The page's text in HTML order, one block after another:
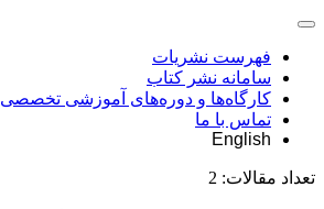
فهرست نشریات
سامانه نشر کتاب
کارگاه‌ها و دوره‌های آموزشی تخصصی
تماس با ما
English
تعداد مقالات: 2